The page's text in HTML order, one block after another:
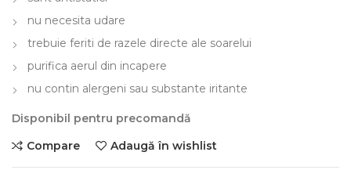
nu necesita udare
trebuie feriti de razele directe ale soarelui
purifica aerul din incapere
nu contin alergeni sau substante iritante
Disponibil pentru precomandă
Compare
Adaugă în wishlist